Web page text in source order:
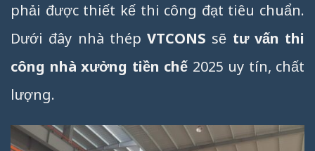
phải được thiết kế thi công đạt tiêu chuẩn.
Dưới đây nhà thép VTCONS sẽ tư vấn thi
công nhà xưởng tiền chế 2025 uy tín, chất
lượng.